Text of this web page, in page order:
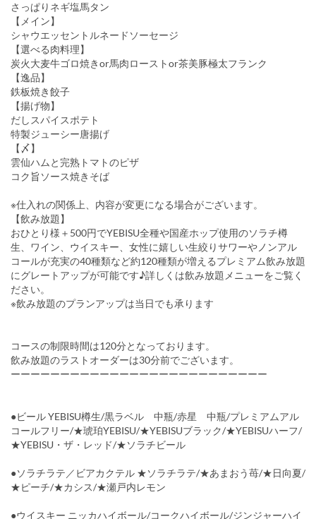
さっぱりネギ塩馬タン
【メイン】
シャウエッセントルネードソーセージ
【選べる肉料理】
炭火大麦牛ゴロ焼きor馬肉ローストor茶美豚極太フランク
【逸品】
鉄板焼き餃子
【揚げ物】
だしスパイスポテト
特製ジューシー唐揚げ
【〆】
雲仙ハムと完熟トマトのピザ
コク旨ソース焼きそば
※仕入れの関係上、内容が変更になる場合がございます。
【飲み放題】
おひとり様＋500円でYEBISU全種や国産ホップ使用のソラチ樽
生、ワイン、ウイスキー、女性に嬉しい生絞りサワーやノンアル
コールが充実の40種類など約120種類が増えるプレミアム飲み放題
にグレートアップが可能です♪詳しくは飲み放題メニューをご覧く
ださい。
※飲み放題のプランアップは当日でも承ります
コースの制限時間は120分となっております。
飲み放題のラストオーダーは30分前でございます。
ーーーーーーーーーーーーーーーーーーーーーーーーーー
●ビール YEBISU樽生/黒ラベル 中瓶/赤星 中瓶/プレミアムアル
コールフリー/★琥珀YEBISU/★YEBISUブラック/★YEBISUハーフ/
★YEBISU・ザ・レッド/★ソラチビール
●ソラチラテ／ビアカクテル ★ソラチラテ/★あまおう苺/★日向夏/
★ピーチ/★カシス/★瀬戸内レモン
●ウイスキー ニッカハイボール/コークハイボール/ジンジャーハイ